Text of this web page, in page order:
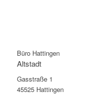
Büro Hattingen
Altstadt
Gasstraße 1
45525 Hattingen